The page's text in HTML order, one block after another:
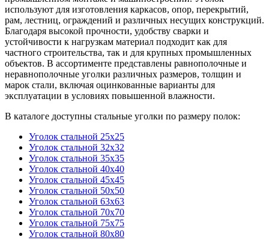
используют для изготовления каркасов, опор, перекрытий,
рам, лестниц, ограждений и различных несущих конструкций.
Благодаря высокой прочности, удобству сварки и
устойчивости к нагрузкам материал подходит как для
частного строительства, так и для крупных промышленных
объектов. В ассортименте представлены равнополочные и
неравнополочные уголки различных размеров, толщин и
марок стали, включая оцинкованные варианты для
эксплуатации в условиях повышенной влажности.
В каталоге доступны стальные уголки по размеру полок:
Уголок стальной 25x25
Уголок стальной 32x32
Уголок стальной 35x35
Уголок стальной 40x40
Уголок стальной 45x45
Уголок стальной 50x50
Уголок стальной 63x63
Уголок стальной 70x70
Уголок стальной 75x75
Уголок стальной 80x80